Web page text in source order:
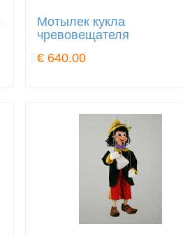
Мотылек кукла
чревовещателя
€ 640.00